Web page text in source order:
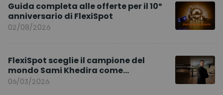
Guida completa alle offerte per il 10º
anniversario di FlexiSpot
02/08/2026
FlexiSpot sceglie il campione del
mondo Sami Khedira come
ambasciatore del marchio per l’Europa
06/03/2026